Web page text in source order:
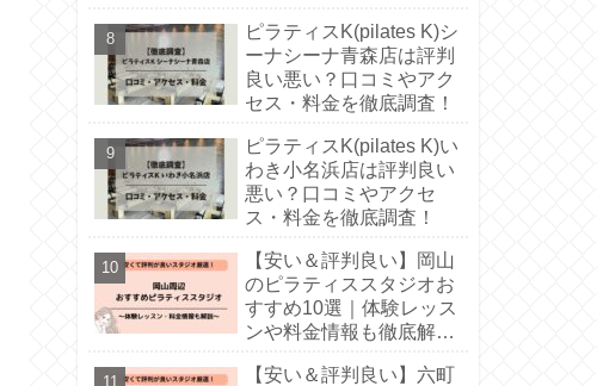
ピラティスK(pilates K)シ
ーナシーナ青森店は評判
良い悪い？口コミやアク
セス・料金を徹底調査！
ピラティスK(pilates K)い
わき小名浜店は評判良い
悪い？口コミやアクセ
ス・料金を徹底調査！
【安い＆評判良い】岡山
のピラティススタジオお
すすめ10選｜体験レッス
ンや料金情報も徹底解
【安い＆評判良い】六町